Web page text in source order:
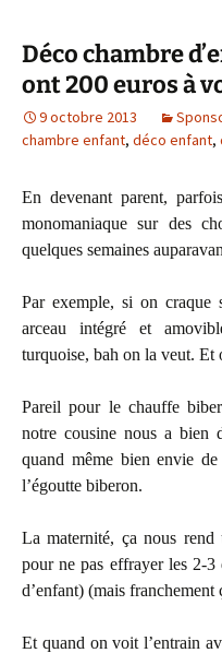
Déco chambre
ont 200 euros à
9 octobre 2013
chambre enfant, déco enfant,
En devenant parent,
monomaniaque sur des
quelques semaines
Par exemple, si on craque
arceau intégré et
turquoise, bah on la veut.
Pareil pour le chauffe
notre cousine nous a bien
quand même bien envie
l’égoutte biberon.
La maternité, ça nous
pour ne pas effrayer les 2-3
d’enfant) (mais
Et quand on voit l’entrain